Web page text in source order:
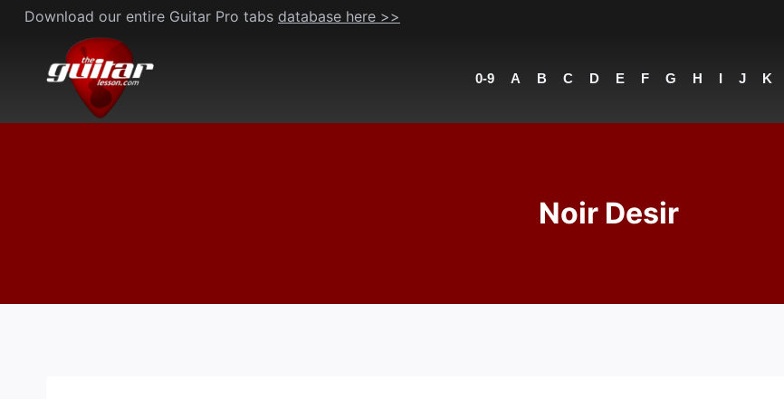
Skip
content
Download our entire Guitar Pro tabs database here >>
0-9 A B C D E F G H I J K
Noir Desir